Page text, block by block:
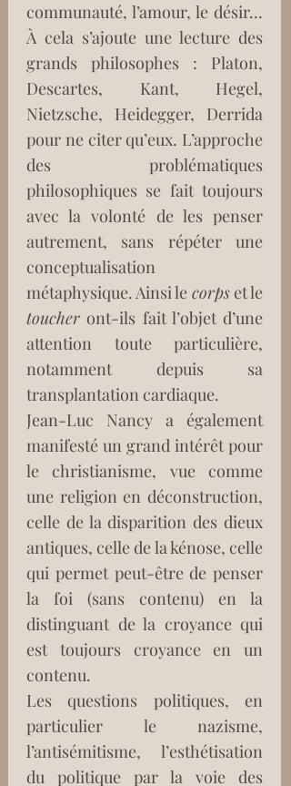
communauté, l’amour, le désir…
À cela s’ajoute une lecture des
grands philosophes : Platon,
Descartes, Kant, Hegel,
Nietzsche, Heidegger, Derrida
pour ne citer qu’eux. L’approche
des problématiques
philosophiques se fait toujours
avec la volonté de les penser
autrement, sans répéter une
conceptualisation
métaphysique. Ainsi le corps
toucher ont-ils fait l’objet d’une
attention toute particulière,
notamment depuis sa
transplantation cardiaque.
Jean-Luc Nancy a également
manifesté un grand intérêt pour
le christianisme, vue comme
une religion en déconstruction,
celle de la disparition des dieux
antiques, celle de la kénose, celle
qui permet peut-être de penser
la foi (sans contenu) en la
distinguant de la croyance qui
est toujours croyance en un
contenu.
Les questions politiques, en
particulier le nazisme,
l’antisémitisme, l’esthétisation
du politique par la voie des